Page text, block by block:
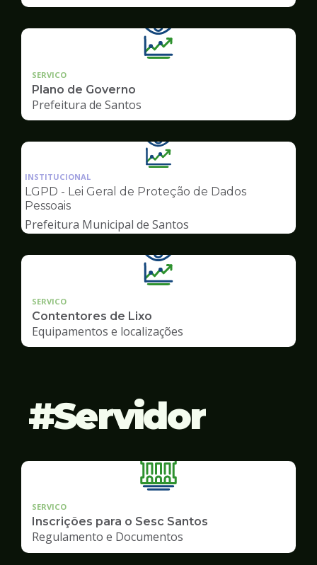
SERVICO
Plano de Governo
Prefeitura de Santos
Ilustração
da
pagina
Transparência
INSTITUCIONAL
LGPD - Lei Geral de Proteção de Dados
Pessoais
Prefeitura Municipal de Santos
SERVICO
Contentores de Lixo
Equipamentos e localizações
Servidor
SERVICO
Inscrições para o Sesc Santos
Regulamento e Documentos